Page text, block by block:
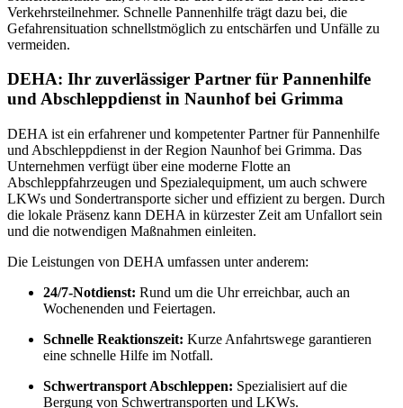
Verkehrsteilnehmer. Schnelle Pannenhilfe trägt dazu bei, die
Gefahrensituation schnellstmöglich zu entschärfen und Unfälle zu
vermeiden.
DEHA: Ihr zuverlässiger Partner für Pannenhilfe
und Abschleppdienst in Naunhof bei Grimma
DEHA ist ein erfahrener und kompetenter Partner für Pannenhilfe
und Abschleppdienst in der Region Naunhof bei Grimma. Das
Unternehmen verfügt über eine moderne Flotte an
Abschleppfahrzeugen und Spezialequipment, um auch schwere
LKWs und Sondertransporte sicher und effizient zu bergen. Durch
die lokale Präsenz kann DEHA in kürzester Zeit am Unfallort sein
und die notwendigen Maßnahmen einleiten.
Die Leistungen von DEHA umfassen unter anderem:
24/7-Notdienst: Rund um die Uhr erreichbar, auch an
Wochenenden und Feiertagen.
Schnelle Reaktionszeit: Kurze Anfahrtswege garantieren
eine schnelle Hilfe im Notfall.
Schwertransport Abschleppen: Spezialisiert auf die
Bergung von Schwertransporten und LKWs.